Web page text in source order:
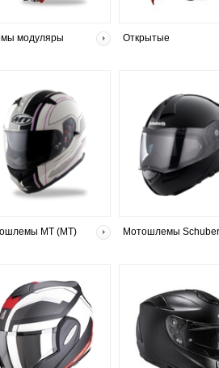
модуляры Открытые
MT (МТ) Мотошлемы